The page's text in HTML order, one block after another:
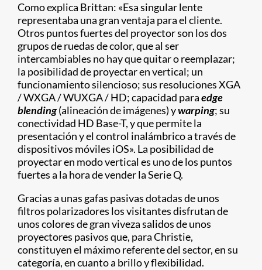
Como explica Brittan: «Esa singular lente
representaba una gran ventaja para el cliente.
Otros puntos fuertes del proyector son los dos
grupos de ruedas de color, que al ser
intercambiables no hay que quitar o reemplazar;
la posibilidad de proyectar en vertical; un
funcionamiento silencioso; sus resoluciones XGA
/ WXGA / WUXGA / HD; capacidad paraedge
blending(alineación de imágenes) ywarping; su
conectividad HD Base-T, y que permite la
presentación y el control inalámbrico a través de
dispositivos móviles iOS». La posibilidad de
proyectar en modo vertical es uno de los puntos
fuertes a la hora de vender la Serie Q.
Gracias a unas gafas pasivas dotadas de unos
filtros polarizadores los visitantes disfrutan de
unos colores de gran viveza salidos de unos
proyectores pasivos que, para Christie,
constituyen el máximo referente del sector, en su
categoría, en cuanto a brillo y flexibilidad.